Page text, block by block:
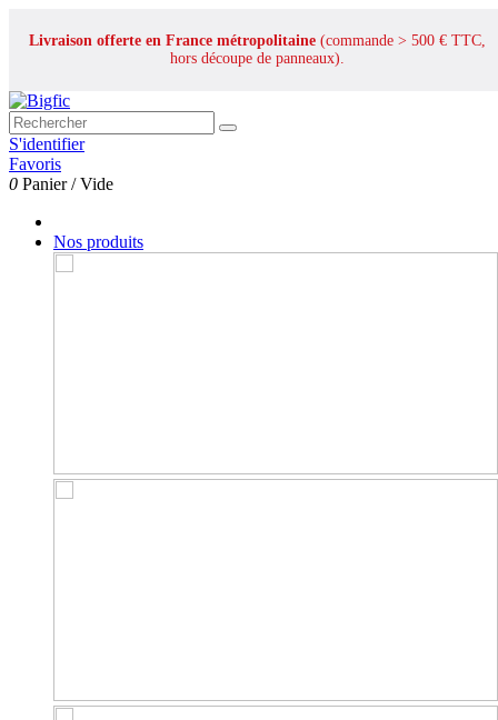
Livraison offerte en France métropolitaine (commande > 500 € TTC,
hors découpe de panneaux).
S'identifier
Favoris
0 Panier /Vide
Nos produits